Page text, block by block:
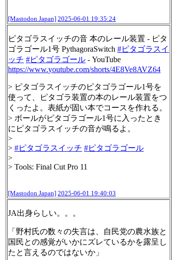
[Mastodon Japan] 2025-06-01 19:35:24
ピタゴラスイッチの音 本のレール装置 - ピタ
ゴラゴール1号 PythagoraSwitch #ピタゴラスイ
ッチ #ピタゴラゴール - YouTube
https://www.youtube.com/shorts/4E8Ve8AVZ64
> ピタゴラスイッチのピタゴラゴール1号を
使って、ピタゴラ装置の本のレール装置をつ
くったよ。表紙が固い本でコースを作れる。
> ボールがピタゴラゴール1号に入ったとき
にピタゴラスイッチの音が鳴るよ。
>
> #ピタゴラスイッチ #ピタゴラゴール
>
> Tools: Final Cut Pro 11
[Mastodon Japan] 2025-06-01 19:40:03
JA出身らしい。。。
「野村氏の数々の失言は、自民党の農水族と
国民との感覚がいかにズレているかを露呈し
たと言えるのではないか」